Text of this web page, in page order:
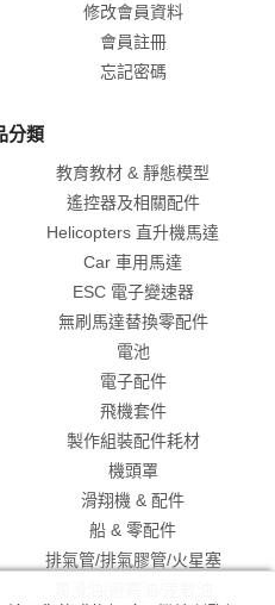
修改會員資料
會員註冊
忘記密碼
分類
教育教材 & 靜態模型
遙控器及相關配件
Helicopters 直升機馬達
Car 車用馬達
ESC 電子變速器
無刷馬達替換零配件
電池
電子配件
飛機套件
製作組裝配件耗材
機頭罩
滑翔機 & 配件
船 & 零配件
排氣管/排氣膠管/火星塞